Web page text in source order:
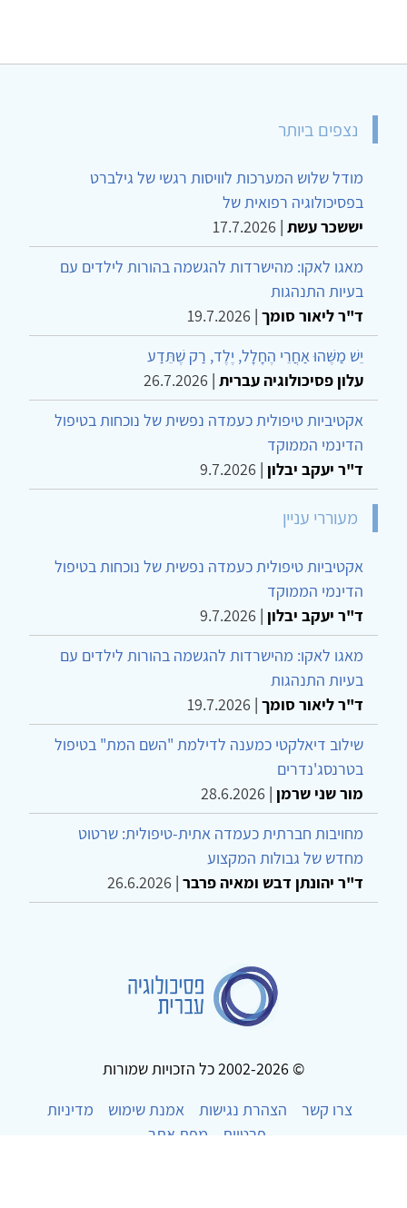
נצפים ביותר
מודל שלוש המערכות לוויסות רגשי של גילברט
בפסיכולוגיה רפואית של
יששכר עשת |
17.7.2026
מאגו לאקו: מהישרדות להגשמה בהורות לילדים עם
בעיות התנהגות
ד"ר ליאור סומך |
19.7.2026
יֵשׁ מַשֶּׁהוּ אַחֲרֵי הֶחָלָל, יֶלֶד, רַק שֶׁתֵּדַע
עלון פסיכולוגיה עברית |
26.7.2026
אקטיביות טיפולית כעמדה נפשית של נוכחות בטיפול
הדינמי הממוקד
ד"ר יעקב יבלון |
9.7.2026
מעוררי עניין
אקטיביות טיפולית כעמדה נפשית של נוכחות בטיפול
הדינמי הממוקד
ד"ר יעקב יבלון |
9.7.2026
מאגו לאקו: מהישרדות להגשמה בהורות לילדים עם
בעיות התנהגות
ד"ר ליאור סומך |
19.7.2026
שילוב דיאלקטי כמענה לדילמת "השם המת" בטיפול
בטרנסג'נדרים
מור שני שרמן |
28.6.2026
מחויבות חברתית כעמדה אתית-טיפולית: שרטוט
מחדש של גבולות המקצוע
ד"ר יהונתן דבש ומאיה פרבר |
26.6.2026
© 2002-2026 כל הזכויות שמורות
צרו קשר
הצהרת נגישות אמנת שימוש
מדיניות
פרטיות
מפת אתר